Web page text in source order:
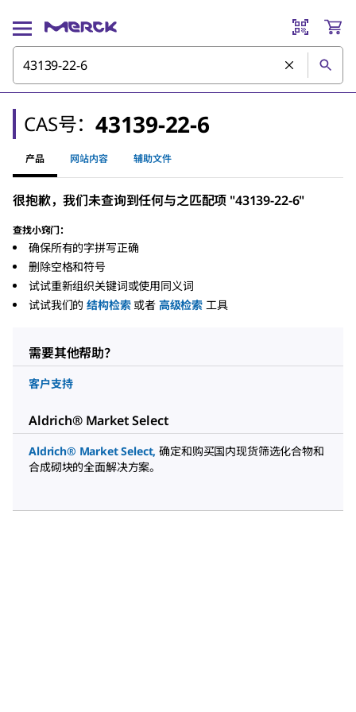
CAS号：43139-22-6
产品 网站内容 辅助文件
很抱歉，我们未查询到任何与之匹配项 "43139-22-6"
查找小窍门：
确保所有的字拼写正确
删除空格和符号
试试重新组织关键词或使用同义词
试试我们的 结构检索 或者 高级检索 工具
需要其他帮助？
客户支持
Aldrich® Market Select
Aldrich® Market Select, 确定和购买国内现货筛选化合物和
合成砌块的全面解决方案。